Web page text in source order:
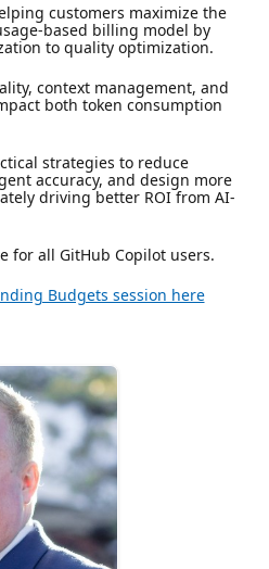
customers maximize the
based billing model by
to quality optimization.
context management, and
both token consumption
strategies to reduce
accuracy, and design more
driving better ROI from AI-
for all GitHub Copilot users.
Budgets session here